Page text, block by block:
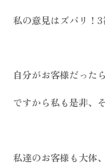
私の意見はズバリ！3
自分がお客様だった
ですから私も是非、
私達のお客様も大体